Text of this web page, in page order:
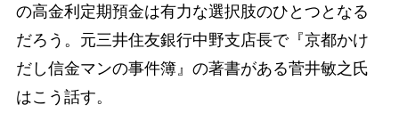
の高金利定期預金は有力な選択肢のひとつとなる
だろう。元三井住友銀行中野支店長で『京都かけ
だし信金マンの事件簿』の著書がある菅井敏之氏
はこう話す。